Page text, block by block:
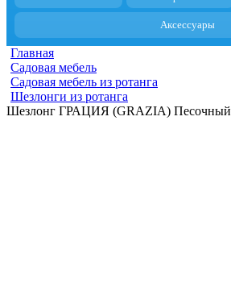
Аксессуары
Главная
Cадовая мебель
Садовая мебель из ротанга
Шезлонги из ротанга
Шезлонг ГРАЦИЯ (GRAZIA) Песочный